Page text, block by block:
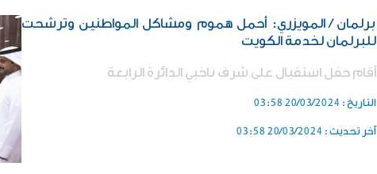
برلمان / المويزري: أحمل هموم ومشاكل المواطنين وترشحت
للبرلمان لخدمة الكويت
أقام حفل استقبال على شرف ناخبي الدائرة الرابعة
التاريخ : 20/03/2024 03:58
آخر تحديث : 20/03/2024 03:58